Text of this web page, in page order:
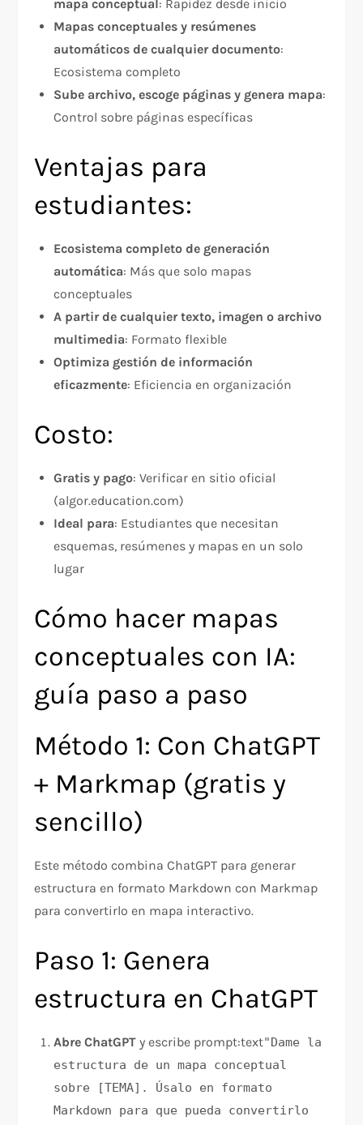
mapa conceptual : Rapidez desde inicio
Mapas conceptuales y resúmenes
automáticos de cualquier documento:
Ecosistema completo
Sube archivo, escoge páginas y genera mapa:
Control sobre páginas específicas
Ventajas para
estudiantes:
Ecosistema completo de generación
automática: Más que solo mapas
conceptuales
A partir de cualquier texto, imagen o archivo
multimedia: Formato flexible
Optimiza gestión de información
eficazmente: Eficiencia en organización
Costo:
Gratis y pago: Verificar en sitio oficial
(algor.education.com)
Ideal para: Estudiantes que necesitan
esquemas, resúmenes y mapas en un solo
lugar
Cómo hacer mapas
conceptuales con IA:
guía paso a paso
Método 1: Con ChatGPT
+ Markmap (gratis y
sencillo)
Este método combina ChatGPT para generar
estructura en formato Markdown con Markmap
para convertirlo en mapa interactivo.
Paso 1: Genera
estructura en ChatGPT
Abre ChatGPT y escribe prompt:text"Dame la
estructura de un mapa conceptual
sobre [TEMA]. Úsalo en formato
Markdown para que pueda convertirlo